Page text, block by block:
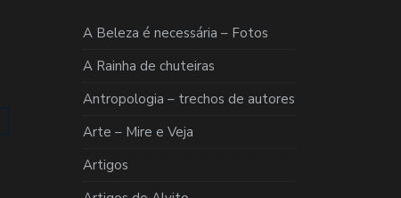
A Beleza é necessária – Fotos
A Rainha de chuteiras
Antropologia – trechos de autores
Arte – Mire e Veja
Artigos